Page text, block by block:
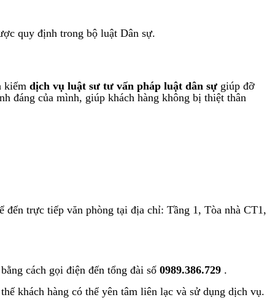
quy định trong bộ luật Dân sự.
kiếm dịch vụ luật sư tư vấn pháp luật dân sự giúp đỡ
đáng của mình, giúp khách hàng không bị thiệt thân
trực tiếp văn phòng tại địa chỉ: Tầng 1, Tòa nhà CT1,
cách gọi điện đến tổng đài số 0989.386.729 .
khách hàng có thể yên tâm liên lạc và sử dụng dịch vụ.